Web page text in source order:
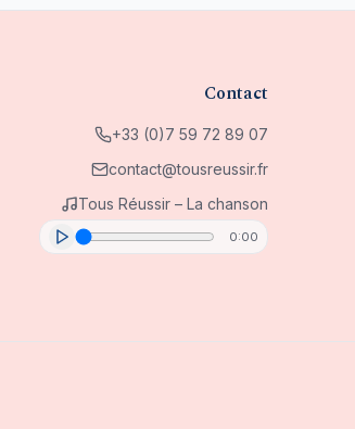
Contact
+33 (0)7 59 72 89 07
contact@tousreussir.fr
Tous Réussir – La chanson
0:00